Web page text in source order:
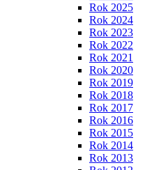
Rok 2025
Rok 2024
Rok 2023
Rok 2022
Rok 2021
Rok 2020
Rok 2019
Rok 2018
Rok 2017
Rok 2016
Rok 2015
Rok 2014
Rok 2013